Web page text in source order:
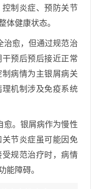
制炎症、预防关节
体健康状态。
治愈，但通过规范治
预后预后接近正常
病情为主银屑病关
机制涉及免疫系统
愈。银屑病作为慢性
节炎症虽可能因免
规范治疗时，病情
能障碍。